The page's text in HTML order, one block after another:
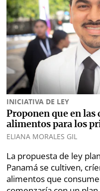
⌾
La
Repregunta
INICIATIVA DE LEY
Proponen que en las
alimentos para los
ELIANA MORALES GIL
La propuesta de ley
Panamá se cultiven,
alimentos que